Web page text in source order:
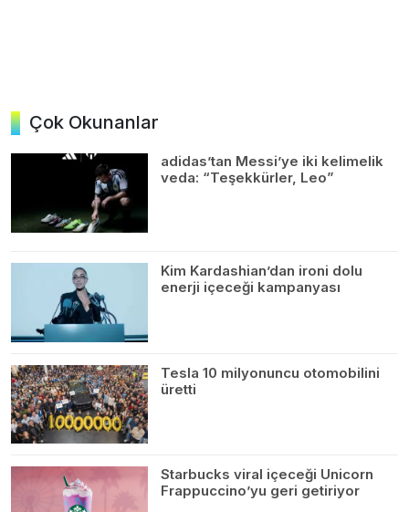
Çok Okunanlar
adidas’tan Messi’ye iki kelimelik
veda: “Teşekkürler, Leo”
Kim Kardashian’dan ironi dolu
enerji içeceği kampanyası
Tesla 10 milyonuncu otomobilini
üretti
Starbucks viral içeceği Unicorn
Frappuccino’yu geri getiriyor